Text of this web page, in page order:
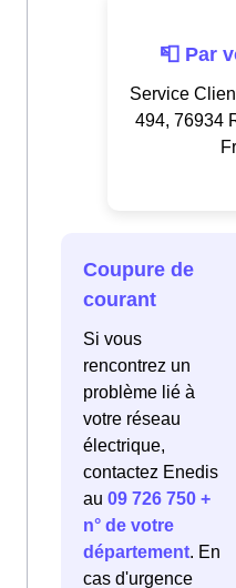
📮 Par
Service
494, 76934
Coupure de
courant
Si vous
rencontrez un
problème lié à
votre réseau
électrique,
contactez Enedis
au 09 726 750 +
n° de votre
département. En
cas d'urgence